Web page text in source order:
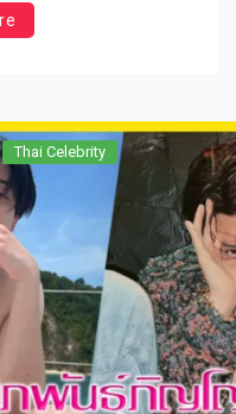
คลิกนิ่งเท่ แต่สามารถ
กย้ำว่าเขาคือนักแสดง
และตอนนี้คือจังหวะที่
าให้มากขึ้น ประวัติ
ธิวณิชศักดิ์ ยกให้เป็น
มงามและการ
เป็นที่รู้จักจากการเข้า
Season 3 ก่อนจะมี
วภายใต้สังกัด GMMTV
ชมได้เห็นศักยภาพของ
ากับ GMMTV ดิว ก็เริ่ม
Thai Celebrity